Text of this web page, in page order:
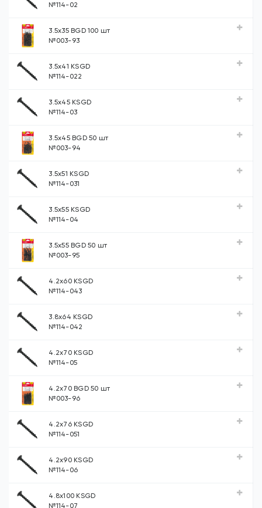
№114-02
3.5х35 BGD 100 шт
№003-93
3.5х41 KSGD
№114-022
3.5х45 KSGD
№114-03
3.5х45 BGD 50 шт
№003-94
3.5х51 KSGD
№114-031
3.5х55 KSGD
№114-04
3.5х55 BGD 50 шт
№003-95
4.2х60 KSGD
№114-043
3.8х64 KSGD
№114-042
4.2х70 KSGD
№114-05
4.2х70 BGD 50 шт
№003-96
4.2х76 KSGD
№114-051
4.2х90 KSGD
№114-06
4.8х100 KSGD
№114-07